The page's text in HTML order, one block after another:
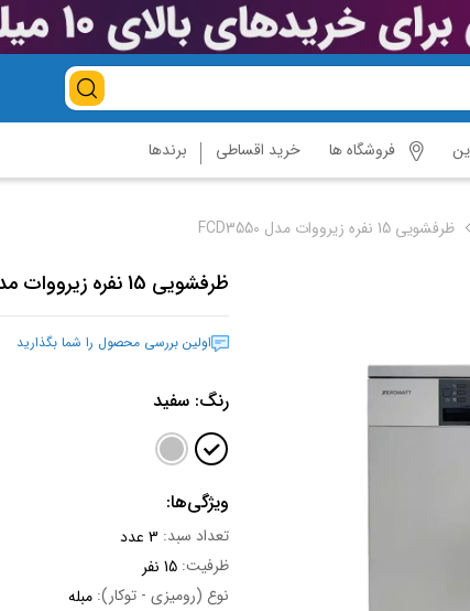
فروشگاه ها خرید اقساطی برندها
ظرفشویی 15 نفره زیرووات مدل FCD3550
ظرفشویی 15 نفره زیرووات مدل FCD3550
اولین بررسی محصول را شما بگذارید
رنگ: سفید
ویژگی‌ها:
تعداد سبد: 3 عدد
ظرفیت: 15 نفر
نوع (رومیزی - توکار): مبله